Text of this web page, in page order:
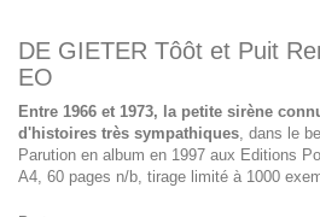
DE GIETER Tôôt et Puit
EO
Entre 1966 et 1973, la petite sirène
d'histoires très sympathiques, dans le
Parution en album en 1997 aux Editions
A4, 60 pages n/b, tirage limité à 1000